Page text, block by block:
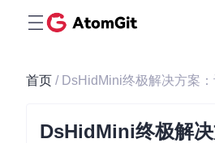
首页 / DsHidMini终极解决方案
DsHidMini终极解